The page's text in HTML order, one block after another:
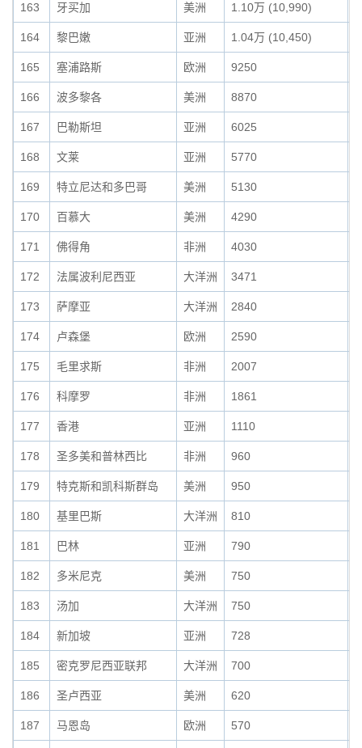
163 牙买加 美洲 1.10万 (10,990)
164 黎巴嫩 亚洲 1.04万 (10,450)
165 塞浦路斯 欧洲 9250
166 波多黎各 美洲 8870
167 巴勒斯坦 亚洲 6025
168 文莱 亚洲 5770
169 特立尼达和多巴哥 美洲 5130
170 百慕大 美洲 4290
171 佛得角 非洲 4030
172 法属波利尼西亚 大洋洲 3471
173 萨摩亚 大洋洲 2840
174 卢森堡 欧洲 2590
175 毛里求斯 非洲 2007
176 科摩罗 非洲 1861
177 香港 亚洲 1110
178 圣多美和普林西比 非洲 960
179 特克斯和凯科斯群岛 美洲 950
180 基里巴斯 大洋洲 810
181 巴林 亚洲 790
182 多米尼克 美洲 750
183 汤加 大洋洲 750
184 新加坡 亚洲 728
185 密克罗尼西亚联邦 大洋洲 700
186 圣卢西亚 美洲 620
187 马恩岛 欧洲 570